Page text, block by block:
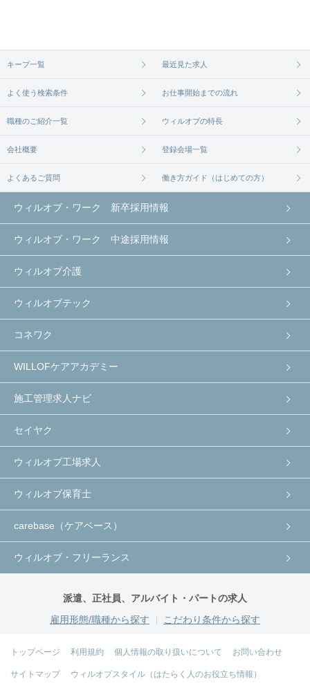
無料相談の登録はコチラから
キープ一覧 最近見た求人
よく使う検索条件 お仕事開始までの流れ
職種のご紹介一覧 ウィルオブの特長
会社概要 登録会場一覧
よくあるご質問 働き方ガイド（はじめての方）
ウィルオブ・ワーク 新卒採用情報
ウィルオブ・ワーク 中途採用情報
ウィルオブ介護
ウィルオブテック
コネワク
WILLOFケアアカデミー
施工管理求人ナビ
セイヤク
ウィルオブ工場求人
ウィルオブ保育士
carebase（ケアベース）
ウィルオブ・フリーランス
派遣、正社員、アルバイト・パートの求人
雇用形態/職種から探す
こだわり条件から探す
トップページ 利用規約 個人情報の取り扱いについて お問い合わせ
サイトマップ ウィルオブスタイル（はたらく人のお役立ち情報）